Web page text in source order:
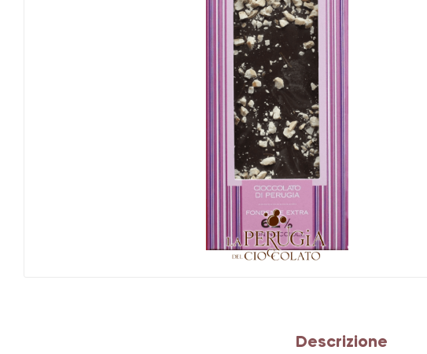
Descrizione